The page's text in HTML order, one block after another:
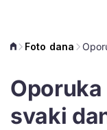
Foto dana
svaki